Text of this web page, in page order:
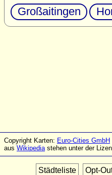
Großaitingen
Copyright Karten: Euro-Cities GmbH
aus Wikipediastehen unter der
Städteliste Opt-